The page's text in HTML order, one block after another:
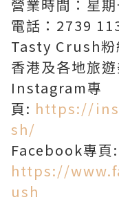
營業時間：星
電話：2739
Tasty Crush粉
香港及各地旅
Instagram專
頁: https://
sh/
Facebook專頁:
https://
ush